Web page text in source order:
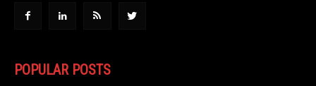
POPULAR POSTS